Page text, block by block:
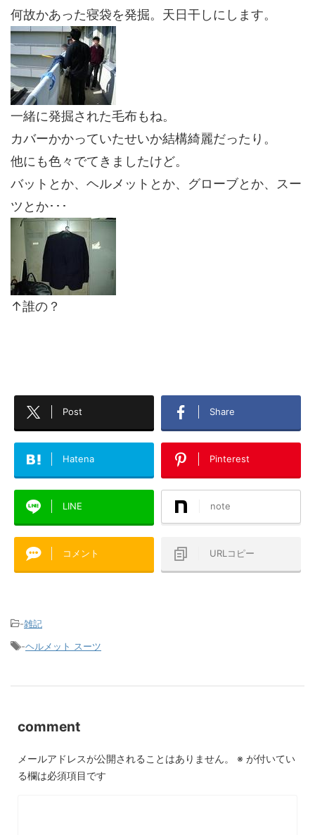
何故かあった寝袋を発掘。天日干しにします。
一緒に発掘された毛布もね。
カバーかかっていたせいか結構綺麗だったり。
他にも色々でてきましたけど。
バットとか、ヘルメットとか、グローブとか、スー
ツとか･･･
↑誰の？
Post Share
Hatena Pinterest
LINE note
コメント URLコピー
-雑記
-ヘルメット スーツ
comment
メールアドレスが公開されることはありません。 ※ が付いてい
る欄は必須項目です